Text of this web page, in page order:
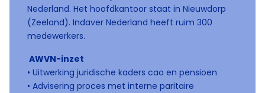
Nederland. Het hoofdkantoor staat in Nieuwdorp
(Zeeland). Indaver Nederland heeft ruim 300
medewerkers.
AWVN-inzet
• Uitwerking juridische kaders cao en pensioen
• Advisering proces met interne paritaire